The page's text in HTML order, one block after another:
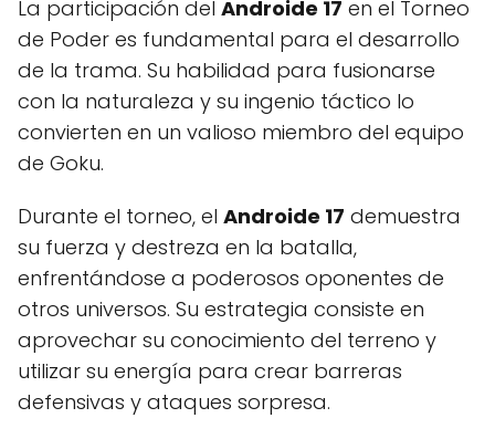
La participación del Androide 17 en el Torneo
de Poder es fundamental para el desarrollo
de la trama. Su habilidad para fusionarse
con la naturaleza y su ingenio táctico lo
convierten en un valioso miembro del equipo
de Goku.
Durante el torneo, el Androide 17 demuestra
su fuerza y destreza en la batalla,
enfrentándose a poderosos oponentes de
otros universos. Su estrategia consiste en
aprovechar su conocimiento del terreno y
utilizar su energía para crear barreras
defensivas y ataques sorpresa.